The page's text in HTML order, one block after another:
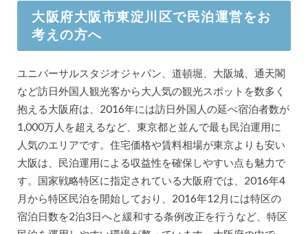
大阪府大阪市東淀川区で民泊運営をお
考えの方へ
ユニバーサルスタジオジャパン、道頓堀、大阪城、通天閣
など訪日外国人観光客から大人気の観光スポットを数多く
抱える大阪府は、2016年には訪日外国人の延べ宿泊者数が
1,000万人を超えるなど、東京都と並んで最も民泊運用に
人気のエリアです。住宅価格や賃料相場が東京よりも安い
大阪は、民泊運用による収益性を確保しやすい点も魅力で
す。国家戦略特区に指定されている大阪府では、2016年4
月から特区民泊を開始しており、2016年12月には特区の
宿泊日数を2泊3日へと緩和する条例改正を行うなど、特区